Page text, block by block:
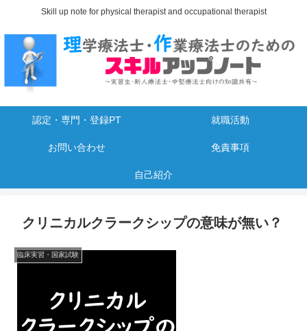
Skill up note for physical therapist and occupational therapist
認定・専門・登録PT 就職活動
お問い合わせ 免責事項
自己紹介
クリニカルクラークシップの意味が無い？
臨床実習・国家試験